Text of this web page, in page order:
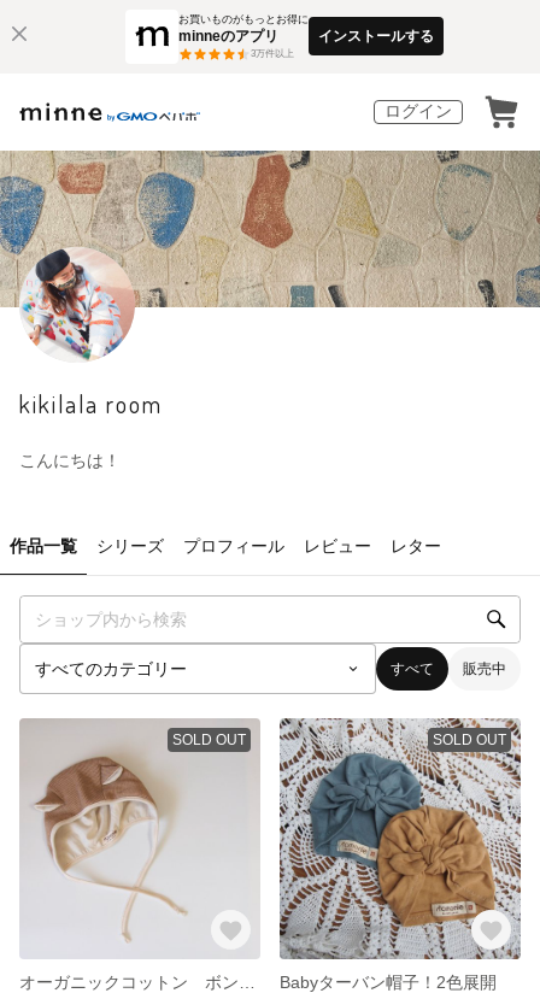
お買いものがもっとお得に
minneのアプリ
3万件以上
インストールする
ログイン
kikilala room
こんにちは！
作品一覧 シリーズ プロフィール レビュー レター
すべて 販売中
SOLD OUT SOLD OUT
Babyターバン帽子！2色展開